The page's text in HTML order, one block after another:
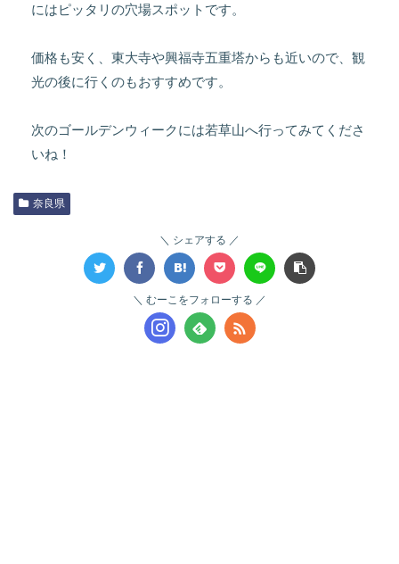
にはピッタリの穴場スポットです。
価格も安く、東大寺や興福寺五重塔からも近いので、観
光の後に行くのもおすすめです。
次のゴールデンウィークには若草山へ行ってみてくださ
いね！
奈良県
シェアする
むーこをフォローする